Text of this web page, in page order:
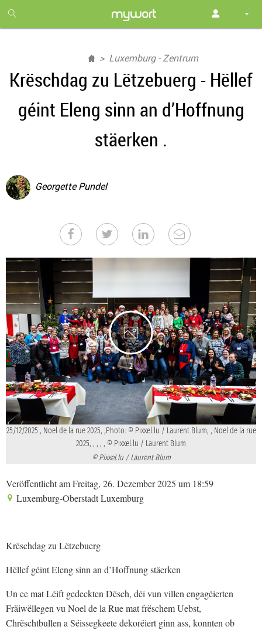
month
free
Luxemburg - Zentrum
Krëschdag zu Lëtzebuerg - Hëllef
géint Eleng sinn an d’Hoffnung
stäerken .
Georgette Pundel
2
25/12/2025 , Noel de la rue 2025, ,Photo: © Pixxel.lu / Laurent Blum, , Noel de la rue
2025, , , , , © Pixxel.lu / Laurent Blum
© Pixxel.lu / Laurent Blum
Veröffentlicht am Freitag, 26. Dezember 2025 um 18:59
Luxemburg-Oberstadt Luxemburg
Krëschdag zu Lëtzebuerg
Hëllef géint Eleng sinn an d’Hoffnung stäerken
Un ee mat Léift gedeckten Dësch, déi vun villen engagéierten
Fräiwëllegen vu Noel de la Rue mat frëschem Uebst,
Chrëschtbullen a Séissegkeete dekoréiert ginn ass, konnten ob